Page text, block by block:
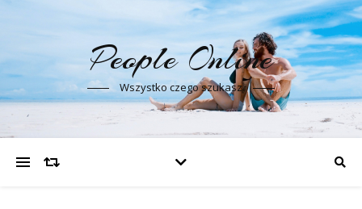
People Online
Wszystko czego szukasz